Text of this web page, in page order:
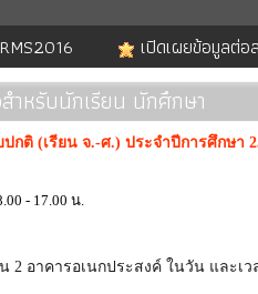
RMS2016 เปิดเผยข้อมูลต่
สำหรับนักเรียน นักศึกษา
ติ (เรียน จ.-ศ.) ประจำปีการศึกษา
- 17.00 น.
อาคารอเนกประสงค์ ในวัน และเว